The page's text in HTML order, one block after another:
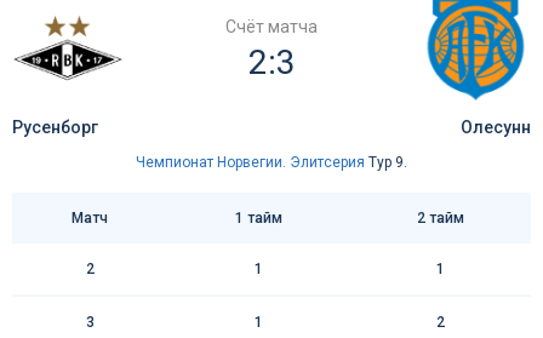
Счёт матча
2:3
Русенборг Олесунн
Чемпионат Норвегии. Элитсерия Тур 9.
Матч 1 тайм 2 тайм
2 1 1
3 1 2